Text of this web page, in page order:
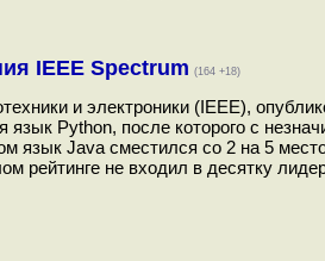
IEEE Spectrum (164 +18)
и электроники (IEEE),
Python, после которого с
язык Java сместился со 2 на 5
рейтинге не входил в десятку